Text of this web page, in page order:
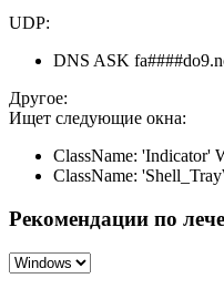
UDP:
DNS ASK
Другое:
Ищет следующие окна:
ClassName: 'Indicator'
ClassName:
Рекомендации по